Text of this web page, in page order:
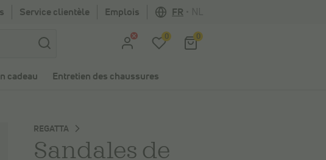
Service clientèle Emplois FR
0 0
cadeau Entretien des chaussures
REGATTA
Sandales de